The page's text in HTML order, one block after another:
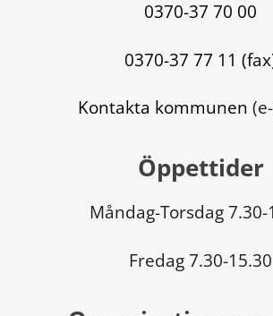
0370-37 70 00
0370-37 77 11
Kontakta kommunen
Öppettider
Måndag-Torsdag 7.30-
Fredag 7.30-15.30